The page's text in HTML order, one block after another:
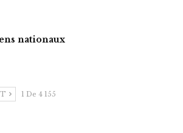
nationaux
1 De 4 155